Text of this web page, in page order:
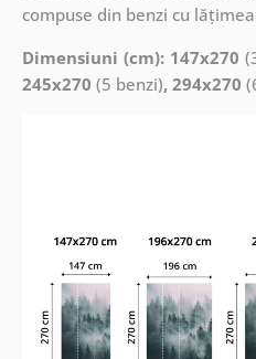
compuse din benzi cu
Dimensiuni (cm): 147x270
245x270 (5 benzi), 294x270